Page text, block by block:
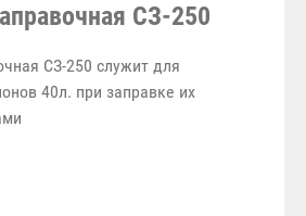
СЗ-250
СЗ-250 служит для
40л. при заправке их